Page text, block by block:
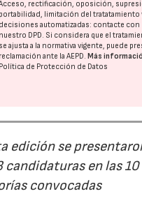
rectificación, oposición,
portabilidad, limitación del tratatamiento
decisiones automatizadas: contacte con
nuestro DPD. Si considera que el
se ajusta a la normativa vigente, puede
reclamación ante laAEPD.Más
Política de Protección de Datos
edición se
candidaturas en las 10
convocadas